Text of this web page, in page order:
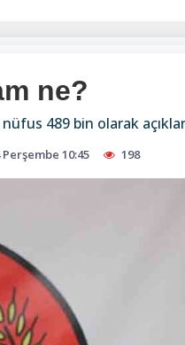
ne?
489 bin olarak
Perşembe 10:45 198